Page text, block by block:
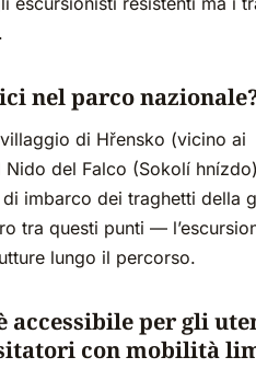
nel parco
di Hřensko (vicino ai
del Falco (Sokolí
imbarco dei traghetti della
tra questi punti —
lungo il percorso.
accessibile per gli
con mobilità